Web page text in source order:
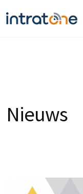
Nieuws